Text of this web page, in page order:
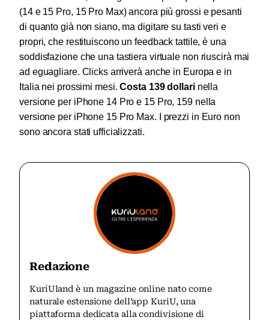
(14 e 15 Pro, 15 Pro Max) ancora più grossi e pesanti
di quanto già non siano, ma digitare su tasti veri e
propri, che restituiscono un feedback tattile, è una
soddisfazione che una tastiera virtuale non riuscirà mai
ad eguagliare. Clicks arriverà anche in Europa e in
Italia nei prossimi mesi.Costa 139 dollarinella
versione per iPhone 14 Pro e 15 Pro, 159 nella
versione per iPhone 15 Pro Max. I prezzi in Euro non
sono ancora stati ufficializzati.
Redazione
KuriUland è un magazine online nato come
naturale estensione dell’app KuriU, una
piattaforma dedicata alla condivisione di